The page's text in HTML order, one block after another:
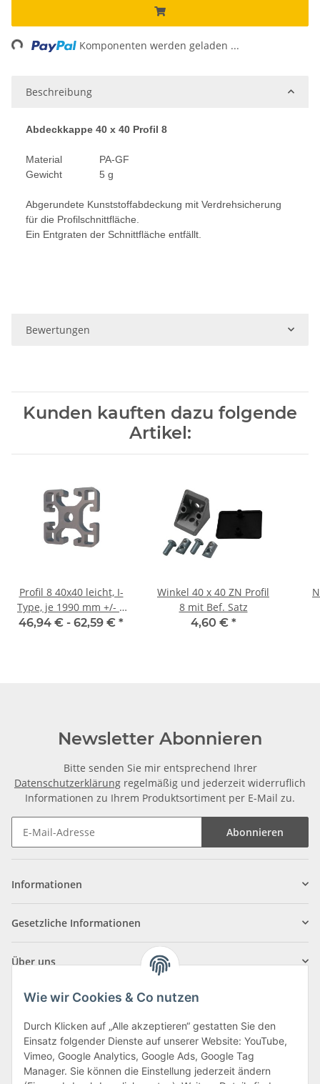
Komponenten werden geladen ...
Beschreibung
Abdeckkappe 40 x 40 Profil 8
Material PA-GF
Gewicht 5 g
Abgerundete Kunststoffabdeckung mit Verdrehsicherung
für die Profilschnittfläche.
Ein Entgraten der Schnittfläche entfällt.
Bewertungen
Kunden kauften dazu folgende
Artikel:
Profil 8 40x40 leicht, I-
Type, je 1990 mm +/- 5
mm
46,94 € - 62,59 € *
Winkel 40 x 40 ZN Profil
8 mit Bef. Satz
4,60 € *
Newsletter Abonnieren
Bitte senden Sie mir entsprechend Ihrer
Datenschutzerklärung regelmäßig und jederzeit widerruflich
Informationen zu Ihrem Produktsortiment per E-Mail zu.
Abonnieren
Informationen
Gesetzliche Informationen
Über uns
Klagenfurter Straße 29
9556 Liebenfels
Wie wir Cookies & Co nutzen
Durch Klicken auf „Alle akzeptieren“ gestatten Sie den
Einsatz folgender Dienste auf unserer Website: YouTube,
Vimeo, Google Analytics, Google Ads, Google Tag
Manager. Sie können die Einstellung jederzeit ändern